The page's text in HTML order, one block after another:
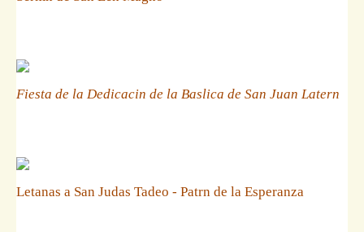
Fiesta de la Dedicacin de la Baslica de San Juan Latern
Letanas a San Judas Tadeo - Patrn de la Esperanza